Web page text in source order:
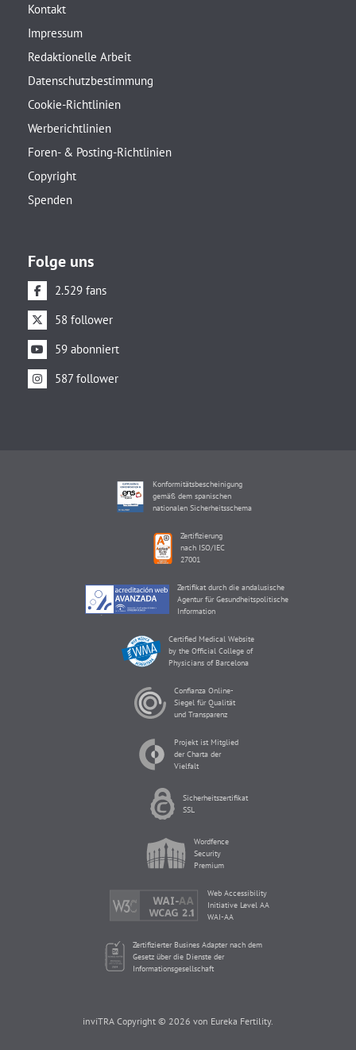
Kontakt
Impressum
Redaktionelle Arbeit
Datenschutzbestimmung
Cookie-Richtlinien
Werberichtlinien
Foren- & Posting-Richtlinien
Copyright
Spenden
Folge uns
2.529 fans
58 follower
59 abonniert
587 follower
Konformitätsbescheinigung
gemäß dem spanischen
nationalen Sicherheitsschema
Zertifizierung
nach ISO/IEC
27001
Zertifikat durch die andalusische
Agentur für Gesundheitspolitische
Information
Certified Medical Website
by the Official College of
Physicians of Barcelona
Confianza Online-
Siegel für Qualität
und Transparenz
Projekt ist Mitglied
der Charta der
Vielfalt
Sicherheitszertifikat
SSL
Wordfence
Security
Premium
Web Accessibility
Initiative Level AA
WAI-AA
Zertifizierter Busines Adapter nach dem
Gesetz über die Dienste der
Informationsgesellschaft
inviTRA Copyright © 2026 von Eureka Fertility.